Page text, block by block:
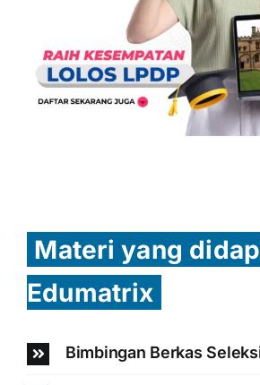
Materi yang
Edumatrix
Bimbingan Berkas